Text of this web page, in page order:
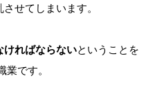
せてしまいます。
ければならないということを
です。